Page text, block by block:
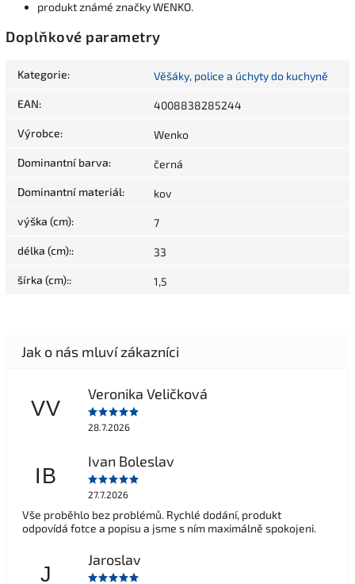
produkt známé značky WENKO.
Doplňkové parametry
Kategorie: Věšáky, police a úchyty do kuchyně
EAN: 4008838285244
Výrobce: Wenko
Dominantní barva: černá
Dominantní materiál: kov
výška (cm): 7
délka (cm):: 33
šírka (cm):: 1,5
VV
Veronika Veličková
28.7.2026
IB
Ivan Boleslav
27.7.2026
Vše proběhlo bez problémů. Rychlé dodání, produkt
odpovídá fotce a popisu a jsme s ním maximálně spokojeni.
J
Jaroslav